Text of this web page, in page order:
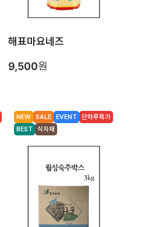
해표마요네즈
9,500원
NEW SALE EVENT
단하루특가
BEST
식자재